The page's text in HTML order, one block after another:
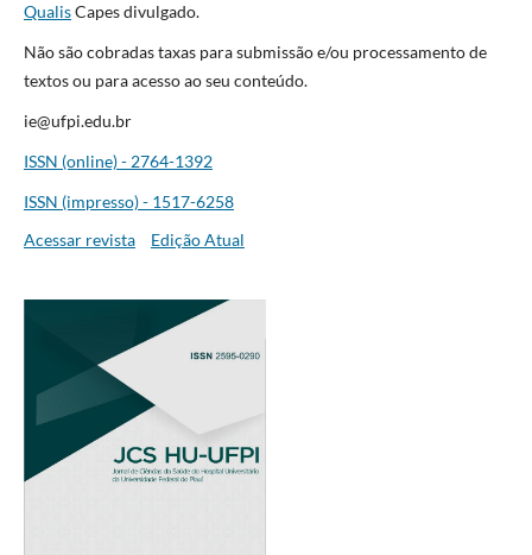
QualisCapes divulgado.
Não são cobradas taxas para submissão e/ou processamento de
textos ou para acesso ao seu conteúdo.
ie@ufpi.edu.br
ISSN (online) - 2764-1392
ISSN (impresso) - 1517-6258
Acessar revista
Edição Atual